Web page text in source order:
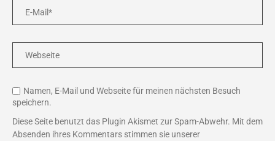
Namen, E-Mail und Webseite für meinen nächsten Besuch
speichern.
Diese Seite benutzt das Plugin Akismet zur Spam-Abwehr. Mit dem
Absenden ihres Kommentars stimmen sie unserer